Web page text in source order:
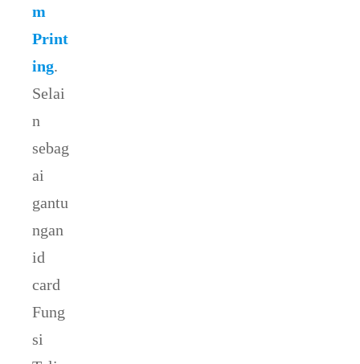
m
Print
ing.
Selai
n
sebag
ai
gantu
ngan
id
card
Fung
si